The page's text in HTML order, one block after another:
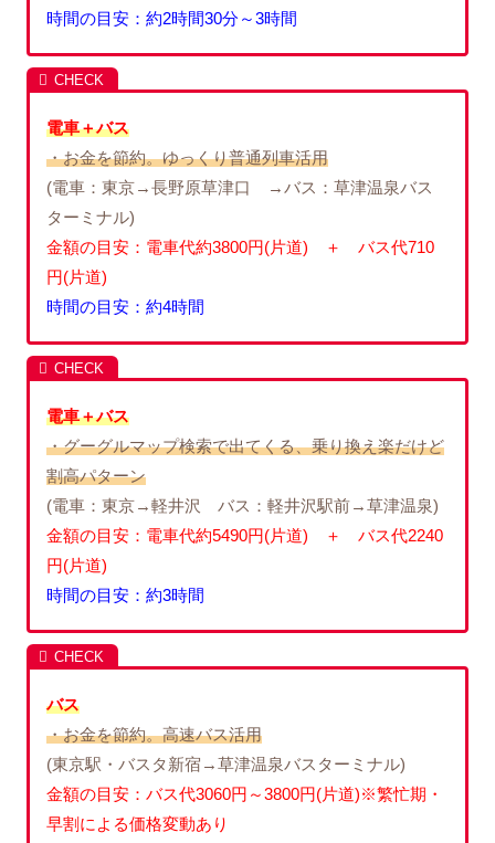
時間の目安：約2時間30分～3時間
電車＋バス
・お金を節約。ゆっくり普通列車活用
(電車：東京→長野原草津口 →バス：草津温泉バス
ターミナル)
金額の目安：電車代約3800円(片道) ＋ バス代710
円(片道)
時間の目安：約4時間
電車＋バス
・グーグルマップ検索で出てくる、乗り換え楽だけど
割高パターン
(電車：東京→軽井沢 バス：軽井沢駅前→草津温泉)
金額の目安：電車代約5490円(片道) ＋ バス代2240
円(片道)
時間の目安：約3時間
バス
・お金を節約。高速バス活用
(東京駅・バスタ新宿→草津温泉バスターミナル)
金額の目安：バス代3060円～3800円(片道)※繁忙期・
早割による価格変動あり